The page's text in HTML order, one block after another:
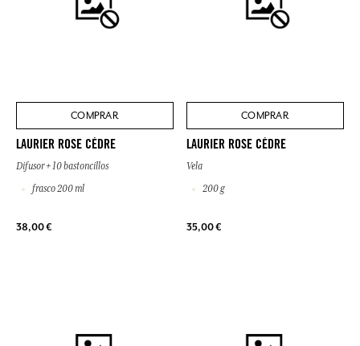
COMPRAR
LAURIER ROSE CÈDRE
Difusor + 10 bastoncillos
frasco 200 ml
38,00 €
COMPRAR
LAURIER ROSE CÈDRE
Vela
200 g
35,00 €